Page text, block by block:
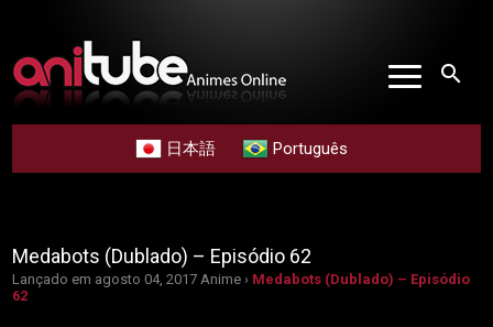
search
日本語 Português
Medabots (Dublado) – Episódio 62
Lançado em agosto 04, 2017 Anime › Medabots (Dublado) – Episódio
62